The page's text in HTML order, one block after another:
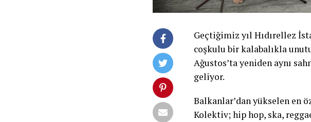
Geçtiğimiz yıl Hıdırellez
coşkulu bir kalabalıkla
Ağustos’ta yeniden aynı
geliyor.
Balkanlar’dan yükselen en
Kolektiv; hip hop, ska,